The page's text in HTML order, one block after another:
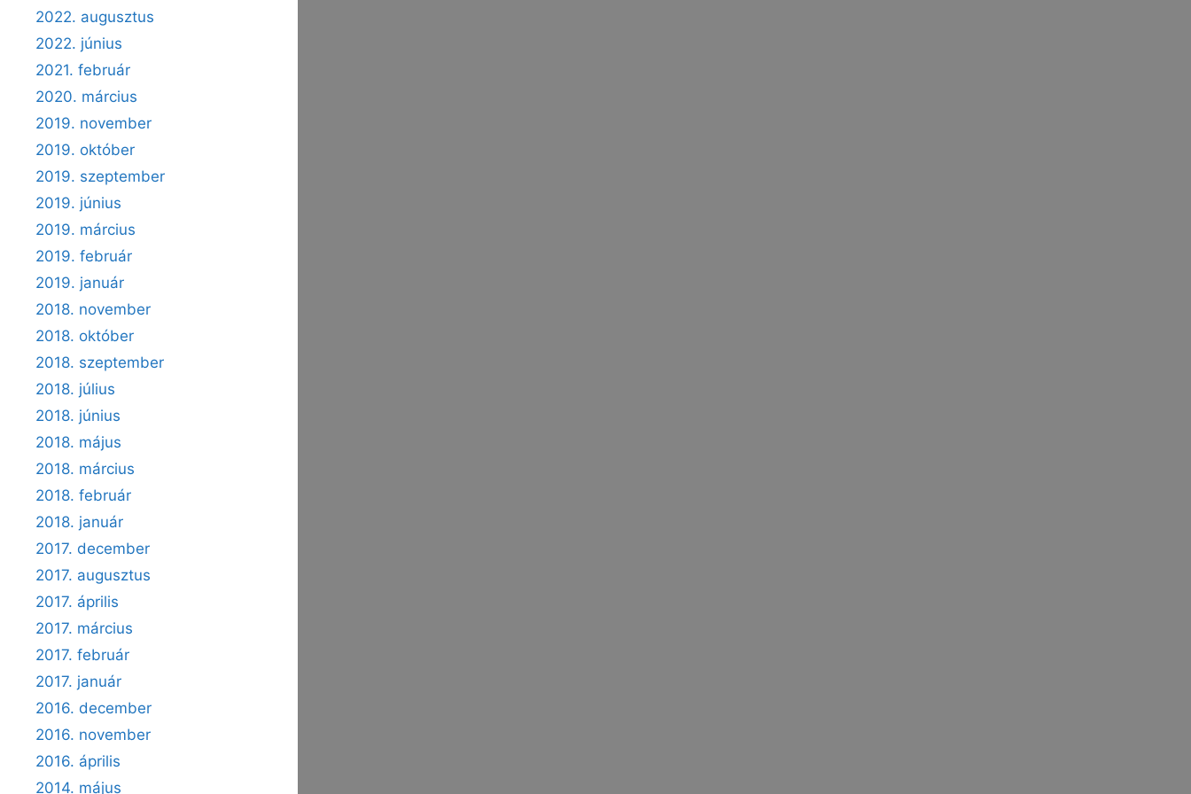
2022. augusztus
2022. június
2021. február
2020. március
2019. november
2019. október
2019. szeptember
2019. június
2019. március
2019. február
2019. január
2018. november
2018. október
2018. szeptember
2018. július
2018. június
2018. május
2018. március
2018. február
2018. január
2017. december
2017. augusztus
2017. április
2017. március
2017. február
2017. január
2016. december
2016. november
2016. április
2014. május